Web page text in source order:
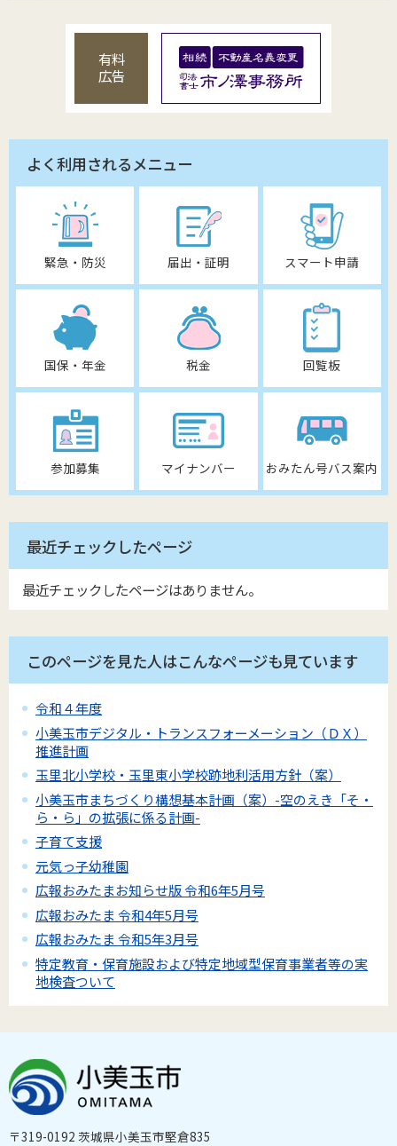
有料
広告
よく利用されるメニュー
緊急・防災 届出・証明 スマート申請
国保・年金 税金 回覧板
参加募集 マイナンバー おみたん号バス案内
最近チェックしたページ
最近チェックしたページはありません。
このページを見た人はこんなページも見ています
令和４年度
小美玉市デジタル・トランスフォーメーション（ＤＸ）
推進計画
玉里北小学校・玉里東小学校跡地利活用方針（案）
小美玉市まちづくり構想基本計画（案）-空のえき「そ・
ら・ら」の拡張に係る計画-
子育て支援
元気っ子幼稚園
広報おみたまお知らせ版 令和6年5月号
広報おみたま 令和4年5月号
広報おみたま 令和5年3月号
特定教育・保育施設および特定地域型保育事業者等の実
地検査ついて
〒319-0192 茨城県小美玉市堅倉835